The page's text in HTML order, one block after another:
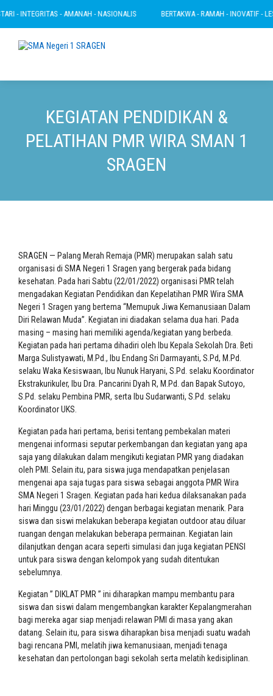
- INTEGRITAS - AMANAH - NASIONALIS BERTAKWA - RAMAH - INOVATIF -
KEGIATAN PENDIDIKAN &
PELATIHAN PMR WIRA SMAN 1
SRAGEN
SRAGEN — Palang Merah Remaja (PMR) merupakan salah satu
organisasi di SMA Negeri 1 Sragen yang bergerak pada bidang
kesehatan. Pada hari Sabtu (22/01/2022) organisasi PMR telah
mengadakan Kegiatan Pendidikan dan Kepelatihan PMR Wira SMA
Negeri 1 Sragen yang bertema “Memupuk Jiwa Kemanusiaan Dalam
Diri Relawan Muda”. Kegiatan ini diadakan selama dua hari. Pada
masing – masing hari memiliki agenda/kegiatan yang berbeda.
Kegiatan pada hari pertama dihadiri oleh Ibu Kepala Sekolah Dra. Beti
Marga Sulistyawati, M.Pd., Ibu Endang Sri Darmayanti, S.Pd, M.Pd.
selaku Waka Kesiswaan, Ibu Nunuk Haryani, S.Pd. selaku Koordinator
Ekstrakurikuler, Ibu Dra. Pancarini Dyah R, M.Pd. dan Bapak Sutoyo,
S.Pd. selaku Pembina PMR, serta Ibu Sudarwanti, S.Pd. selaku
Koordinator UKS.
Kegiatan pada hari pertama, berisi tentang pembekalan materi
mengenai informasi seputar perkembangan dan kegiatan yang apa
saja yang dilakukan dalam mengikuti kegiatan PMR yang diadakan
oleh PMI. Selain itu, para siswa juga mendapatkan penjelasan
mengenai apa saja tugas para siswa sebagai anggota PMR Wira
SMA Negeri 1 Sragen. Kegiatan pada hari kedua dilaksanakan pada
hari Minggu (23/01/2022) dengan berbagai kegiatan menarik. Para
siswa dan siswi melakukan beberapa kegiatan outdoor atau diluar
ruangan dengan melakukan beberapa permainan. Kegiatan lain
dilanjutkan dengan acara seperti simulasi dan juga kegiatan PENSI
untuk para siswa dengan kelompok yang sudah ditentukan
sebelumnya.
Kegiatan ” DIKLAT PMR ” ini diharapkan mampu membantu para
siswa dan siswi dalam mengembangkan karakter Kepalangmerahan
bagi mereka agar siap menjadi relawan PMI di masa yang akan
datang. Selain itu, para siswa diharapkan bisa menjadi suatu wadah
bagi rencana PMI, melatih jiwa kemanusiaan, menjadi tenaga
kesehatan dan pertolongan bagi sekolah serta melatih kedisiplinan.